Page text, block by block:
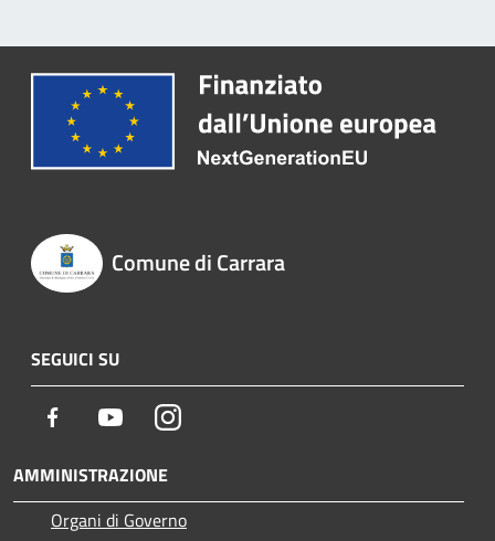
Comune di Carrara
SEGUICI SU
Facebook YoutubeInstagram
AMMINISTRAZIONE
Organi di Governo